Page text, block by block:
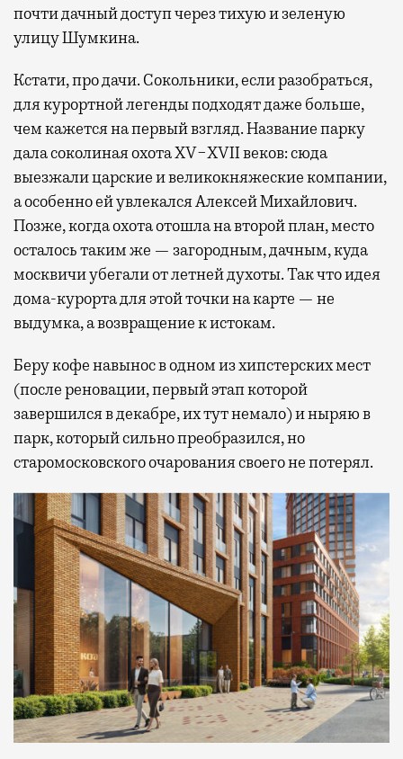
почти дачный доступ через тихую и зеленую
улицу Шумкина.
Кстати, про дачи. Сокольники, если разобраться,
для курортной легенды подходят даже больше,
чем кажется на первый взгляд. Название парку
дала соколиная охота XV−XVII веков: сюда
выезжали царские и великокняжеские компании,
а особенно ей увлекался Алексей Михайлович.
Позже, когда охота отошла на второй план, место
осталось таким же — загородным, дачным, куда
москвичи убегали от летней духоты. Так что идея
дома-курорта для этой точки на карте — не
выдумка, а возвращение к истокам.
Беру кофе навынос в одном из хипстерских мест
(после реновации, первый этап которой
завершился в декабре, их тут немало) и ныряю в
парк, который сильно преобразился, но
старомосковского очарования своего не потерял.